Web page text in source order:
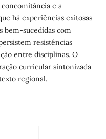
e a
há experiências exitosas
bem-sucedidas com
resistências
entre disciplinas. O
curricular sintonizada
regional.